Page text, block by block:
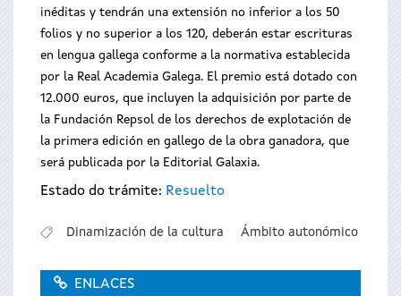
inéditas y tendrán una extensión no inferior a los 50
folios y no superior a los 120, deberán estar escrituras
en lengua gallega conforme a la normativa establecida
por la Real Academia Galega. El premio está dotado con
12.000 euros, que incluyen la adquisición por parte de
la Fundación Repsol de los derechos de explotación de
la primera edición en gallego de la obra ganadora, que
será publicada por la Editorial Galaxia.
Estado do trámite: Resuelto
Dinamización de la cultura Ámbito autonómico
ENLACES